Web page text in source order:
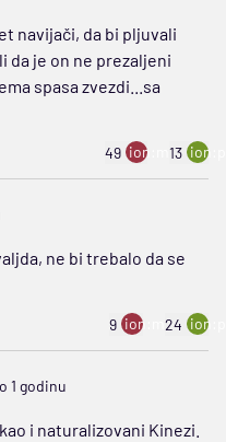
navijači, da bi pljuvali
da je on ne prezaljeni
spasa zvezdi...sa
49 ion:minus
13
ne bi trebalo da se
9 ion:minus
24
1 godinu
i naturalizovani Kinezi.